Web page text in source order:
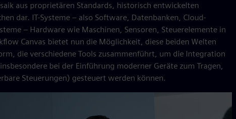
aus proprietären Standards, historisch entwickelten
dar. IT-Systeme – also Software, Datenbanken, Cloud-
– Hardware wie Maschinen, Sensoren, Steuerelemente in
Canvas bietet nun die Möglichkeit, diese beiden Welten
die verschiedene Tools zusammenführt, um die Integration
bei der Einführung moderner Geräte zum Tragen,
Steuerungen) gesteuert werden können.